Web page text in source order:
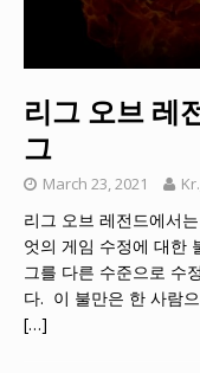
리그 오브 레
그
March 23, 2021
리그 오브 레전드에서
엇의 게임 수정에 대한
그를 다른 수준으로 수
다. 이 불만은 한 사람
[…]